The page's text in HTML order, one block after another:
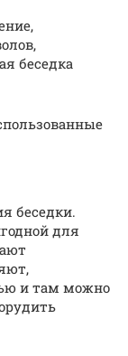
беседка
беседки.
для
и там можно